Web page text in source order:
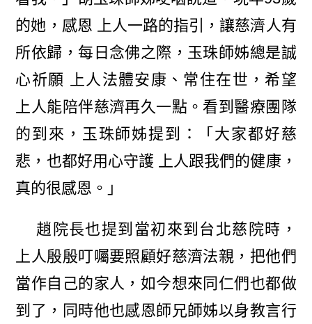
的她，感恩 上人一路的指引，讓慈濟人有
所依歸，每日念佛之際，玉珠師姊總是誠
心祈願 上人法體安康、常住在世，希望
上人能陪伴慈濟再久一點。看到醫療團隊
的到來，玉珠師姊提到：「大家都好慈
悲，也都好用心守護 上人跟我們的健康，
真的很感恩。」
趙院長也提到當初來到台北慈院時，
上人殷殷叮囑要照顧好慈濟法親，把他們
當作自己的家人，如今想來同仁們也都做
到了，同時他也感恩師兄師姊以身教言行